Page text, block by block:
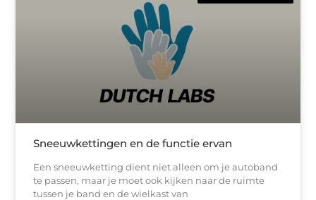
Sneeuwkettingen en de functie ervan
Een sneeuwketting dient niet alleen om je autoband
te passen, maar je moet ook kijken naar de ruimte
tussen je band en de wielkast van